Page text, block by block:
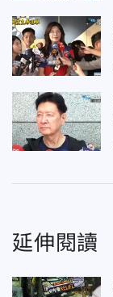
延伸閱讀